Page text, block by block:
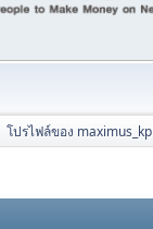
โปรไฟล์ของ maximus_kp